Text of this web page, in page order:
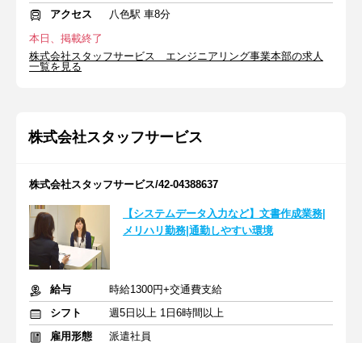
アクセス
八色駅 車8分
本日、掲載終了
株式会社スタッフサービス エンジニアリング事業本部の求人
一覧を見る
株式会社スタッフサービス
株式会社スタッフサービス/42-04388637
【システムデータ入力など】文書作成業務|
メリハリ勤務|通勤しやすい環境
給与
時給1300円+交通費支給
シフト
週5日以上 1日6時間以上
雇用形態
派遣社員